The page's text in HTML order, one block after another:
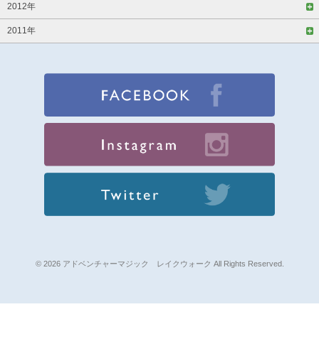
2012年
2011年
© 2026 アドベンチャーマジック レイクウォーク All Rights Reserved.